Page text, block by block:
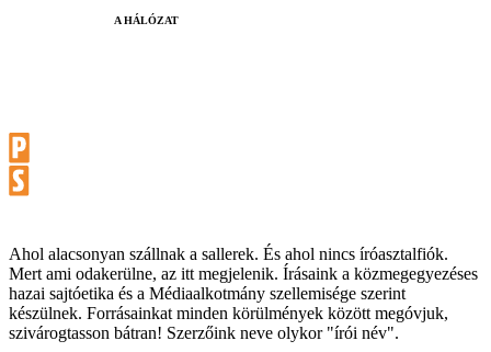
A HÁLÓZAT
Ahol alacsonyan szállnak a sallerek. És ahol nincs íróasztalfiók.
Mert ami odakerülne, az itt megjelenik. Írásaink a közmegegyezéses
hazai sajtóetika és a Médiaalkotmány szellemisége szerint
készülnek. Forrásainkat minden körülmények között megóvjuk,
szivárogtasson bátran! Szerzőink neve olykor "írói név".